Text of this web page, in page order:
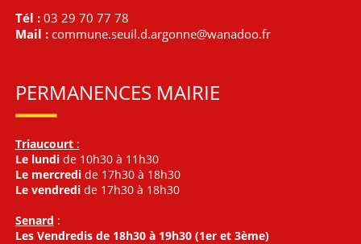
Tél : 03 29 70 77 78
Mail : commune.seuil.d.argonne@wanadoo.fr
PERMANENCES MAIRIE
Triaucourt:
Le lundi de 10h30 à 11h30
Le mercredi de 17h30 à 18h30
Le vendredi de 17h30 à 18h30
Senard :
Les Vendredis de 18h30 à 19h30 (1er et 3ème)